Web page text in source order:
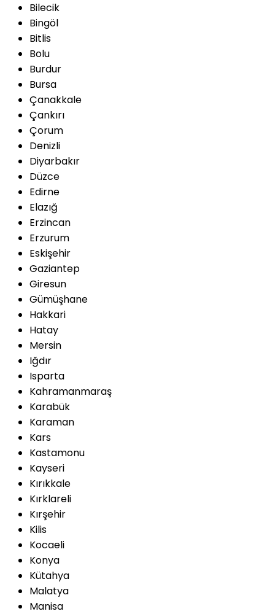
Bilecik
Bingöl
Bitlis
Bolu
Burdur
Bursa
Çanakkale
Çankırı
Çorum
Denizli
Diyarbakır
Düzce
Edirne
Elazığ
Erzincan
Erzurum
Eskişehir
Gaziantep
Giresun
Gümüşhane
Hakkari
Hatay
Mersin
Iğdır
Isparta
Kahramanmaraş
Karabük
Karaman
Kars
Kastamonu
Kayseri
Kırıkkale
Kırklareli
Kırşehir
Kilis
Kocaeli
Konya
Kütahya
Malatya
Manisa